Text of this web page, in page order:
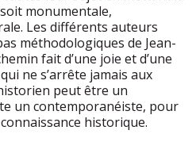
monumentale,
Les différents auteurs
méthodologiques de Jean-
fait d’une joie et d’une
ne s’arrête jamais aux
peut être un
un contemporanéiste, pour
historique.